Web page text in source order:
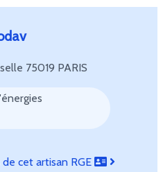
75019 PARIS
cet artisan RGE